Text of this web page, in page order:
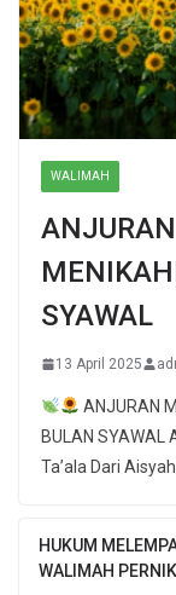
WALIMAH
SYAWAL
13 April 2025
ANJURAN
BULAN
HUKUM
WALIMAH